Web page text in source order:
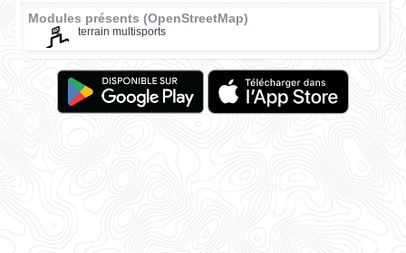
Modules présents (OpenStreetMap)
terrain multisports